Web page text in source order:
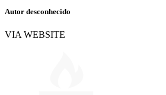
Autor desconhecido
VIA WEBSITE